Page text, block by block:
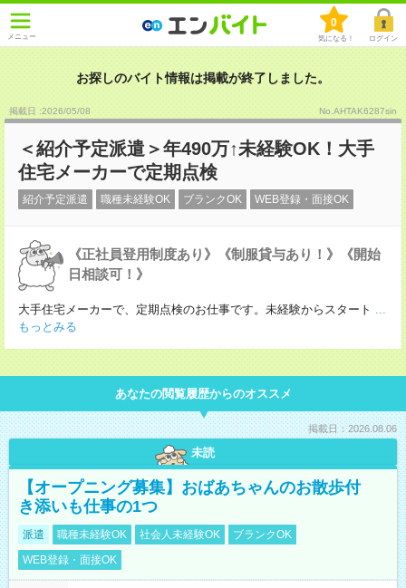
メニュー
0
気になる！ ログイン
お探しのバイト情報は掲載が終了しました。
掲載日 :2026/05/08 No.AHTAK6287sin
＜紹介予定派遣＞年490万↑未経験OK！大手
住宅メーカーで定期点検
紹介予定派遣 職種未経験OK ブランクOK WEB登録・面接OK
《正社員登用制度あり》《制服貸与あり！》《開始
日相談可！》
大手住宅メーカーで、定期点検のお仕事です。未経験からスタート ...
もっとみる
あなたの閲覧履歴からのオススメ
掲載日：2026.08.06
未読
【オープニング募集】おばあちゃんのお散歩付
き添いも仕事の1つ
派遣 職種未経験OK 社会人未経験OK
ブランクOK
WEB登録・面接OK